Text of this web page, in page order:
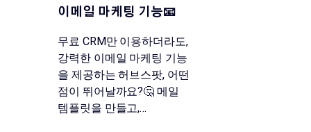
이메일 마케팅 기능📧
무료 CRM만 이용하더라도,
강력한 이메일 마케팅 기능
을 제공하는 허브스팟, 어떤
점이 뛰어날까요?🤔 메일
템플릿을 만들고,…